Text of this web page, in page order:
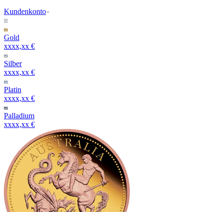
Kundenkonto
Gold
xxxx,xx €
Silber
xxxx,xx €
Platin
xxxx,xx €
Palladium
xxxx,xx €